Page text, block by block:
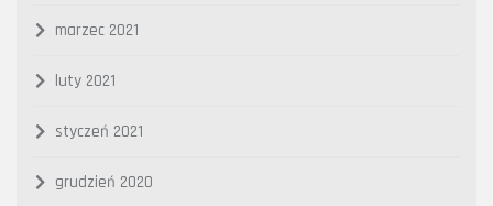
marzec 2021
luty 2021
styczeń 2021
grudzień 2020